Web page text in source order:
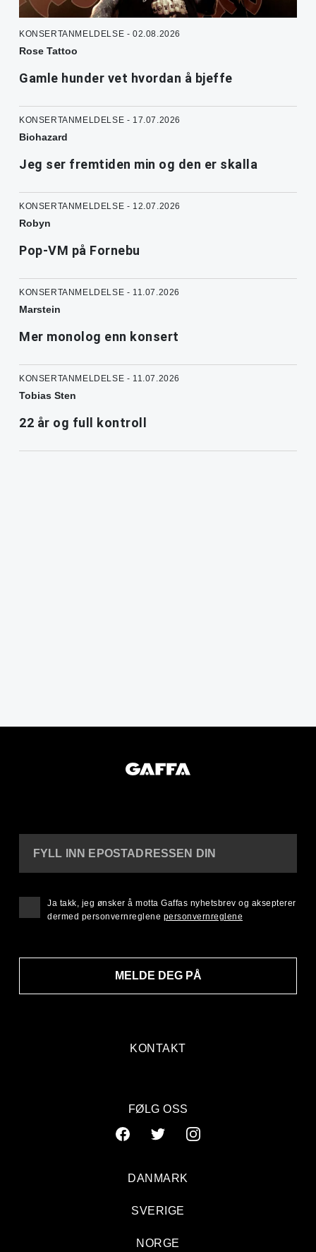
KONSERTANMELDELSE - 02.08.2026
Rose Tattoo
Gamle hunder vet hvordan å bjeffe
KONSERTANMELDELSE - 17.07.2026
Biohazard
Jeg ser fremtiden min og den er skalla
KONSERTANMELDELSE - 12.07.2026
Robyn
Pop-VM på Fornebu
KONSERTANMELDELSE - 11.07.2026
Marstein
Mer monolog enn konsert
KONSERTANMELDELSE - 11.07.2026
Tobias Sten
22 år og full kontroll
KONTAKT
FYLL INN EPOSTADRESSEN DIN
MELDE DEG PÅ
Ja takk, jeg ønsker å motta Gaffas nyhetsbrev og aksepterer
dermed personvernreglene personvernreglene
FØLG OSS
DANMARK
SVERIGE
NORGE